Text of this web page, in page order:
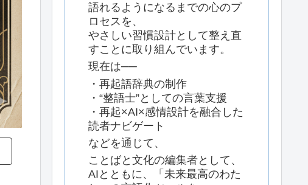
語れるようになるまでの心のプ
ロセスを、
やさしい習慣設計として整え直
すことに取り組んでいます。
現在は──
・再起語辞典の制作
・“整語士”としての言葉支援
・再起×AI×感情設計を融合した
読者ナビゲート
などを通じて、
ことばと文化の編集者として、
AIとともに、「未来最高のわた